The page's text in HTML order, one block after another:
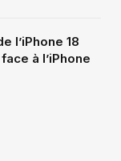
l’iPhone 18
à l’iPhone